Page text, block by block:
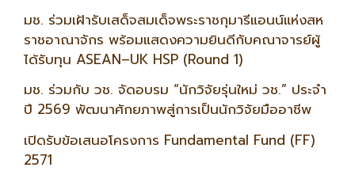
มช. ร่วมเฝ้ารับเสด็จสมเด็จพระราชกุมารีแอนน์แห่งสห
ราชอาณาจักร พร้อมแสดงความยินดีกับคณาจารย์ผู้
ได้รับทุน ASEAN–UK HSP (Round 1)
มช. ร่วมกับ วช. จัดอบรม “นักวิจัยรุ่นใหม่ วช.” ประจำ
ปี 2569 พัฒนาศักยภาพสู่การเป็นนักวิจัยมืออาชีพ
เปิดรับข้อเสนอโครงการ Fundamental Fund (FF)
2571